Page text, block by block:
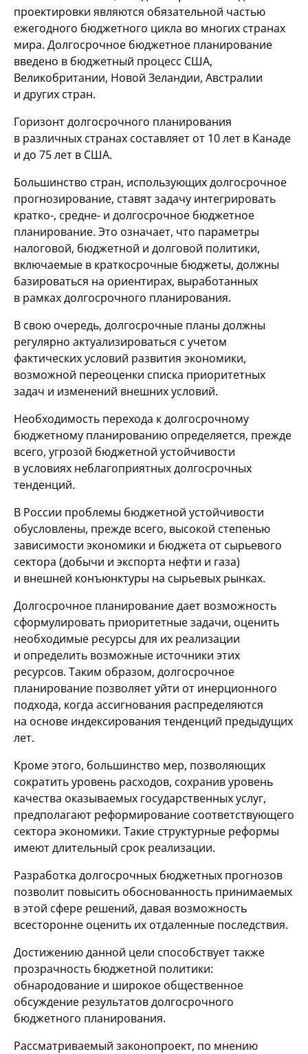
проектировки являются обязательной частью
ежегодного бюджетного цикла во многих странах
мира. Долгосрочное бюджетное планирование
введено в бюджетный процесс США,
Великобритании, Новой Зеландии, Австралии
и других стран.
Горизонт долгосрочного планирования
в различных странах составляет от 10 лет в Канаде
и до 75 лет в США.
Большинство стран, использующих долгосрочное
прогнозирование, ставят задачу интегрировать
кратко-, средне- и долгосрочное бюджетное
планирование. Это означает, что параметры
налоговой, бюджетной и долговой политики,
включаемые в краткосрочные бюджеты, должны
базироваться на ориентирах, выработанных
в рамках долгосрочного планирования.
В свою очередь, долгосрочные планы должны
регулярно актуализироваться с учетом
фактических условий развития экономики,
возможной переоценки списка приоритетных
задач и изменений внешних условий.
Необходимость перехода к долгосрочному
бюджетному планированию определяется, прежде
всего, угрозой бюджетной устойчивости
в условиях неблагоприятных долгосрочных
тенденций.
В России проблемы бюджетной устойчивости
обусловлены, прежде всего, высокой степенью
зависимости экономики и бюджета от сырьевого
сектора (добычи и экспорта нефти и газа)
и внешней конъюнктуры на сырьевых рынках.
Долгосрочное планирование дает возможность
сформулировать приоритетные задачи, оценить
необходимые ресурсы для их реализации
и определить возможные источники этих
ресурсов. Таким образом, долгосрочное
планирование позволяет уйти от инерционного
подхода, когда ассигнования распределяются
на основе индексирования тенденций предыдущих
лет.
Кроме этого, большинство мер, позволяющих
сократить уровень расходов, сохранив уровень
качества оказываемых государственных услуг,
предполагают реформирование соответствующего
сектора экономики. Такие структурные реформы
имеют длительный срок реализации.
Разработка долгосрочных бюджетных прогнозов
позволит повысить обоснованность принимаемых
в этой сфере решений, давая возможность
всесторонне оценить их отдаленные последствия.
Достижению данной цели способствует также
прозрачность бюджетной политики:
обнародование и широкое общественное
обсуждение результатов долгосрочного
бюджетного планирования.
Рассматриваемый законопроект, по мнению